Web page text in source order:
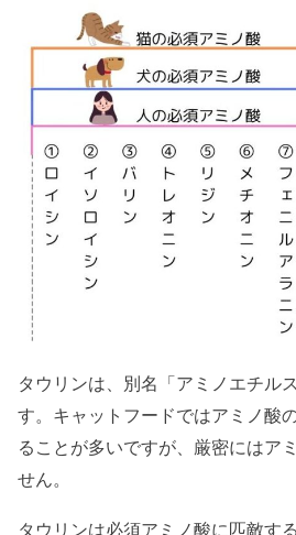
タウリンは、別名「アミノエチル
す。 キャットフードではアミノ酸
ることが多いですが、 厳密にはア
せん。
タウリンは必須アミノ酸に匹敵す